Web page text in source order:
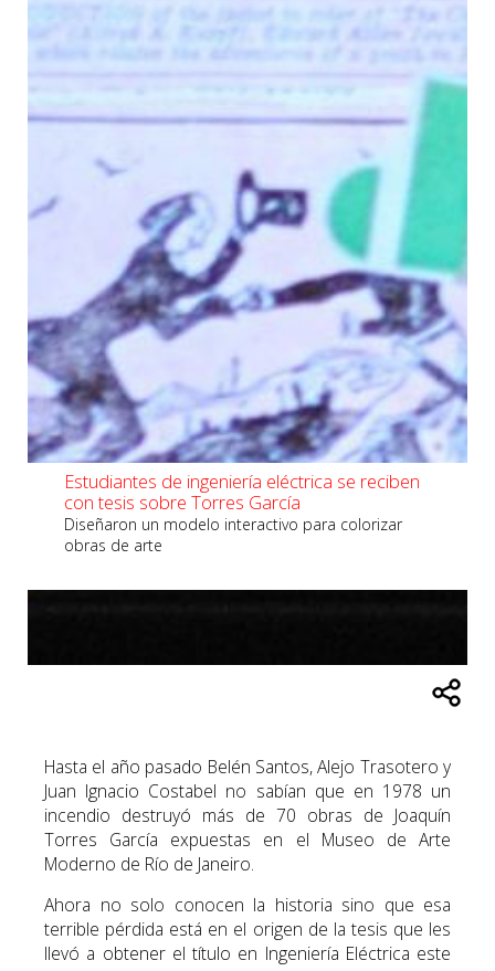
Estudiantes de ingeniería eléctrica se reciben
con tesis sobre Torres García
Diseñaron un modelo interactivo para colorizar
obras de arte
Hasta el año pasado Belén Santos, Alejo Trasotero y
Juan Ignacio Costabel no sabían que en 1978 un
incendio destruyó más de 70 obras de Joaquín
Torres García expuestas en el Museo de Arte
Moderno de Río de Janeiro.
Ahora no solo conocen la historia sino que esa
terrible pérdida está en el origen de la tesis que les
llevó a obtener el título en Ingeniería Eléctrica este